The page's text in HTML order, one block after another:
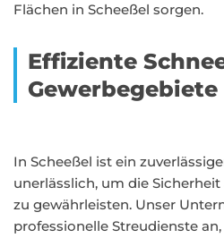
Flächen in Scheeßel sorgen.
Effiziente
Gewerbegebiete
In Scheeßel ist ein
unerlässlich, um die
zu gewährleisten. Unser
professionelle Streudienste